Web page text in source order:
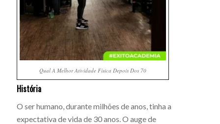
Qual A Melhor Atividade Física Depois Dos 70
História
O ser humano, durante milhões de anos, tinha a
expectativa de vida de 30 anos. O auge de